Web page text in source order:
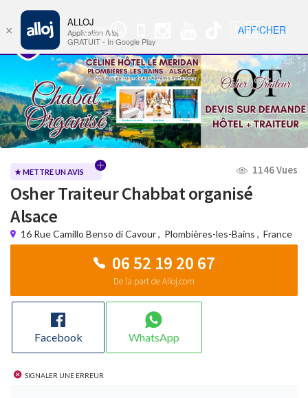
Groupe
WhatsApp
🇺🇸 Nav
★ METTRE UN AVIS 1146 Vues
Osher Traiteur Chabbat organisé
Alsace
16 Rue Camillo Benso di Cavour, Plombières-les-Bains , France
06 52 19 20 67
De la part de Alloj.com
Facebook WhatsApp
Signaler une erreur
×
ALLOJ
Application Alloj
GRATUIT - In Google Play
AFFICHER